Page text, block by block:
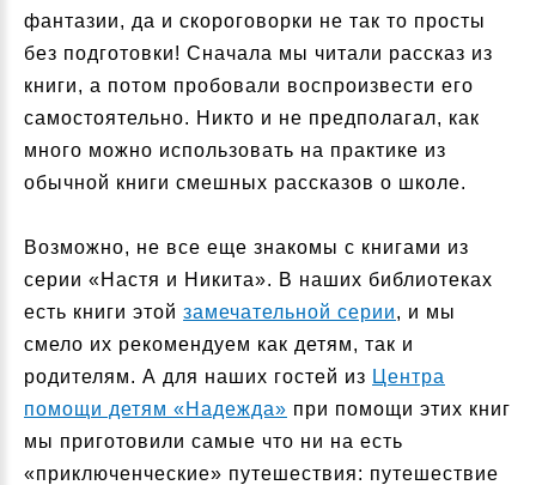
фантазии, да и скороговорки не так то просты
без подготовки! Сначала мы читали рассказ из
книги, а потом пробовали воспроизвести его
самостоятельно. Никто и не предполагал, как
много можно использовать на практике из
обычной книги смешных рассказов о школе.
Возможно, не все еще знакомы с книгами из
серии «Настя и Никита». В наших библиотеках
есть книги этой замечательной серии, и мы
смело их рекомендуем как детям, так и
родителям. А для наших гостей из Центра
помощи детям «Надежда» при помощи этих книг
мы приготовили самые что ни на есть
«приключенческие» путешествия: путешествие